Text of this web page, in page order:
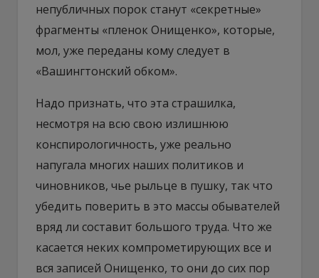
непубличных порок станут «секретные»
фрагменты «пленок Онищенко», которые,
мол, уже переданы кому следует в
«Вашингтонский обком».
Надо признать, что эта страшилка,
несмотря на всю свою излишнюю
конспирологичность, уже реально
напугала многих наших политиков и
чиновников, чье рыльце в пушку, так что
убедить поверить в это массы обывателей
вряд ли составит большого труда. Что же
касается неких компрометирующих все и
вся записей Онищенко, то они до сих пор